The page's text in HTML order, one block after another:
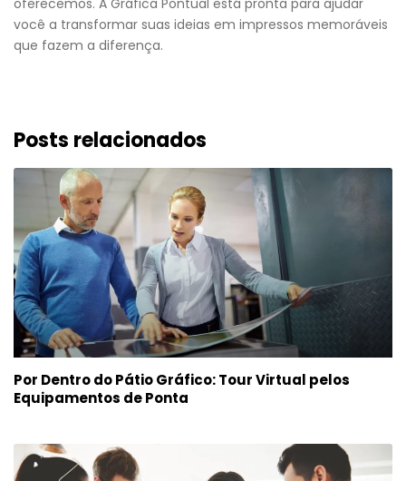
você a transformar suas ideias em impressos memoráveis
que fazem a diferença.
Posts relacionados
Por Dentro do Pátio Gráfico: Tour Virtual pelos
Equipamentos de Ponta